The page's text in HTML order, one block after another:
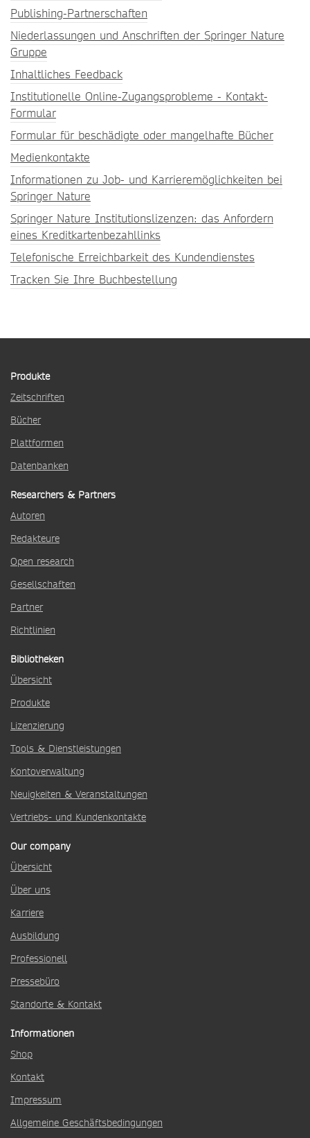
Publishing-Partnerschaften
Niederlassungen und Anschriften der Springer Nature
Gruppe
Inhaltliches Feedback
Institutionelle Online-Zugangsprobleme - Kontakt-
Formular
Formular für beschädigte oder mangelhafte Bücher
Medienkontakte
Informationen zu Job- und Karrieremöglichkeiten bei
Springer Nature
Springer Nature Institutionslizenzen: das Anfordern
eines Kreditkartenbezahllinks
Telefonische Erreichbarkeit des Kundendienstes
Tracken Sie Ihre Buchbestellung
Produkte
Zeitschriften
Bücher
Plattformen
Datenbanken
Researchers & Partners
Autoren
Redakteure
Open research
Gesellschaften
Partner
Richtlinien
Bibliotheken
Übersicht
Produkte
Lizenzierung
Tools & Dienstleistungen
Kontoverwaltung
Neuigkeiten & Veranstaltungen
Vertriebs- und Kundenkontakte
Our company
Übersicht
Über uns
Karriere
Ausbildung
Professionell
Pressebüro
Standorte & Kontakt
Informationen
Shop
Kontakt
Impressum
Allgemeine Geschäftsbedingungen